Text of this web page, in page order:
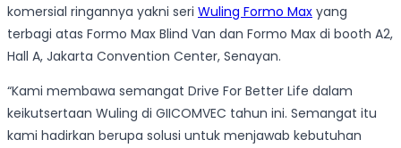
komersial ringannya yakni seri Wuling Formo Max yang
terbagi atas Formo Max Blind Van dan Formo Max di booth A2,
Hall A, Jakarta Convention Center, Senayan.
“Kami membawa semangat Drive For Better Life dalam
keikutsertaan Wuling di GIICOMVEC tahun ini. Semangat itu
kami hadirkan berupa solusi untuk menjawab kebutuhan